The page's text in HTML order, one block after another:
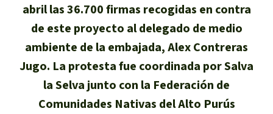
Informaciones
Informaciones
Éxitos y Noticias
Suscribirme al boletín
Temas
Clima
Salva la Selva
Salva la Selva
Acerca de Salva la Selva
Búsqueda
Urgen donaciones
Certificados de donación
Preguntas y Respuestas
abril las 36.700 firmas recogidas en contra
de este proyecto al delegado de medio
ambiente de la embajada, Alex Contreras
Jugo. La protesta fue coordinada por Salva
la Selva junto con la Federación de
Comunidades Nativas del Alto Purús